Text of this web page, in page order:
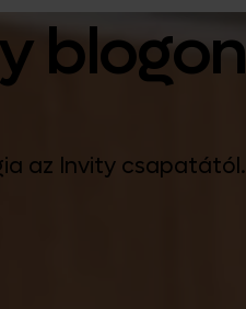
blogon
az Invity csapatától.